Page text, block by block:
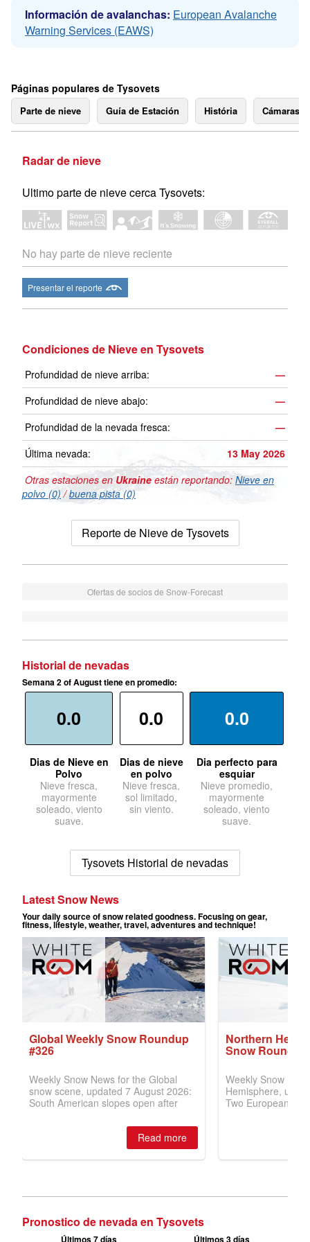
Información de avalanchas: European Avalanche
Warning Services (EAWS)
Páginas populares de Tysovets
Parte de nieve Guía de Estación História Cámaras
Radar de nieve
Ultimo parte de nieve cerca Tysovets:
No hay parte de nieve reciente
Presentar el reporte
Condiciones de Nieve en Tysovets
Profundidad de nieve arriba:
—
Profundidad de nieve abajo:
—
Profundidad de la nevada fresca:
—
Última nevada:
13 May 2026
Otras estaciones enUkraine están reportando: Nieve en
polvo (0) /buena pista (0)
Reporte de Nieve de Tysovets
Ofertas de socios de Snow-Forecast
Historial de nevadas
Semana 2 of August tiene en promedio:
0.0
Dias de Nieve en
Polvo
Nieve fresca,
mayormente
soleado, viento
suave.
0.0
Dias de nieve
en polvo
Nieve fresca,
sol limitado,
sin viento.
0.0
Dia perfecto para
esquiar
Nieve promedio,
mayormente
soleado, viento
suave.
Tysovets Historial de nevadas
Pronostico de nevada en Tysovets
Últimos 7 días Últimos 3 días